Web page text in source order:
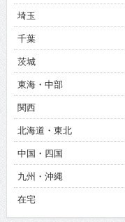
埼玉
千葉
茨城
東海・中部
関西
北海道・東北
中国・四国
九州・沖縄
在宅